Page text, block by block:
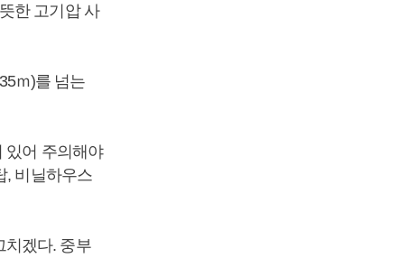
한 고기압 사
ｍ)를 넘는
있어 주의해야
, 비닐하우스
치겠다. 중부